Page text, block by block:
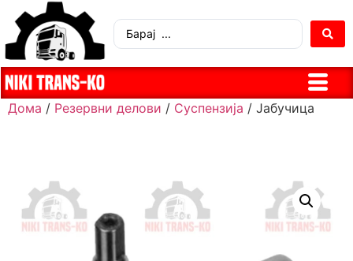
Дома / Резервни делови / Суспензија / Јабучица